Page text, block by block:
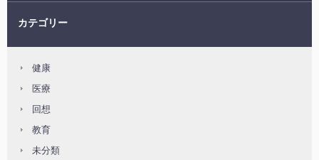
カテゴリー
健康
医療
回想
教育
未分類